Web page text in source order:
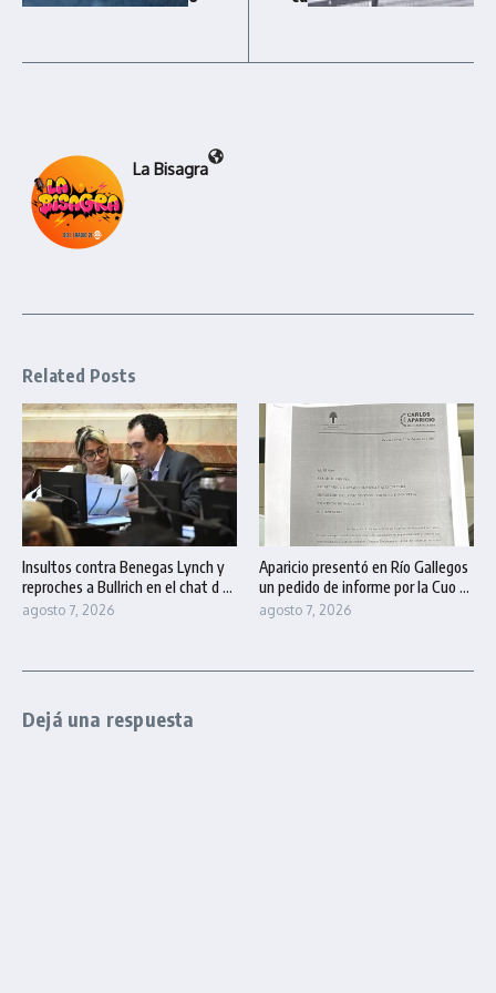
La Bisagra
Related Posts
Insultos contra Benegas Lynch y
reproches a Bullrich en el chat d ...
agosto 7, 2026
Aparicio presentó en Río Gallegos
un pedido de informe por la Cuo ...
agosto 7, 2026
Dejá una respuesta